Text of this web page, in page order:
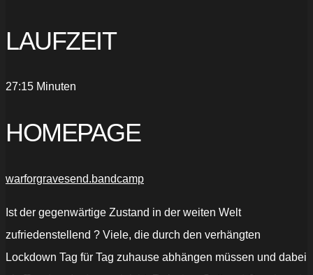
LAUFZEIT
27:15 Minuten
HOMEPAGE
warforgravesend.bandcamp
Ist der gegenwärtige Zustand in der weiten Welt
zufriedenstellend ? Viele, die durch den verhängten
Lockdown Tag für Tag zuhause abhängen müssen und dabei